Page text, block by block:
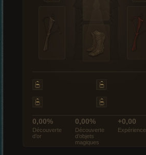
0,00%
Découverte
d’or
0,00%
Découverte
d’objets
magiques
+0,00
Expérience